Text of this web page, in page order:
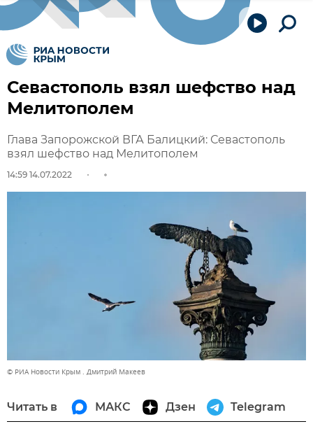
Севастополь взял шефство над
Мелитополем
Глава Запорожской ВГА Балицкий: Севастополь
взял шефство над Мелитополем
14:59 14.07.2022
© РИА Новости Крым . Дмитрий Макеев
Читать в МАКС Дзен Telegram